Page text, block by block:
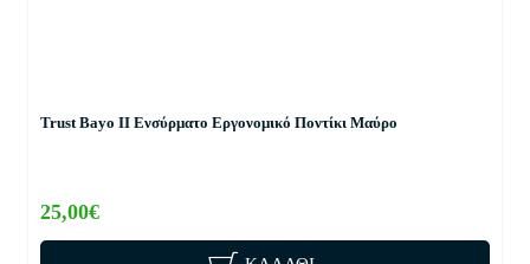
Trust Bayo II Ενσύρματο Εργονομικό Ποντίκι Μαύρο
25,00€